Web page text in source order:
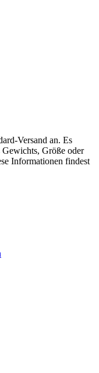
Versand an. Es
Größe oder
Informationen findest